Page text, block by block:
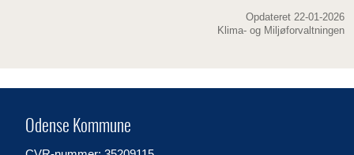
Opdateret 22-01-2026
Klima- og Miljøforvaltningen
Odense Kommune